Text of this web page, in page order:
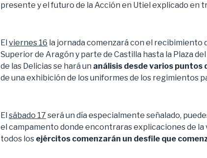
presente y el futuro de la Acción en Utiel explicado en
El viernes 16 la jornada comenzará con el recibimiento
Superior de Aragón y parte de Castilla hasta la Plaza
de las Delicias se hará un análisis desde varios puntos
de una exhibición de los uniformes de los regimientos
El sábado 17 será un día especialmente señalado,
el campamento donde encontraras explicaciones de la
todos los ejércitos comenzarán un desfile que